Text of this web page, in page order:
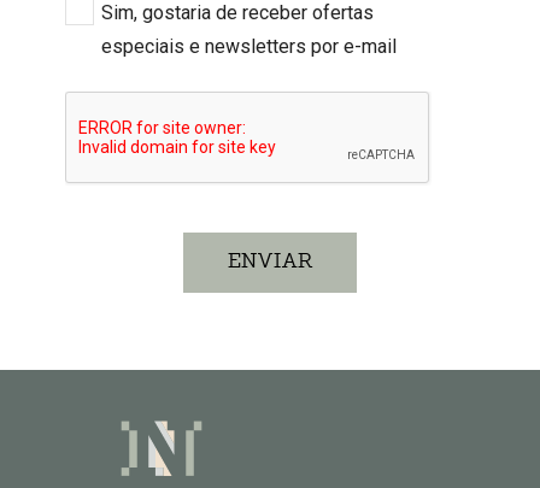
Sim, gostaria de receber ofertas
especiais e newsletters por e-mail
ENVIAR